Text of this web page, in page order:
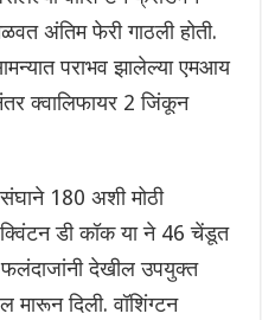
अंतिम फेरी गाठली होती.
पराभव झालेल्या एमआय
क्वालिफायर 2 जिंकून
180 अशी मोठी
क्विंटन डी कॉक या ने 46 चेंडूत
फलंदाजांनी देखील उपयुक्त
मारून दिली. वॉशिंग्टन